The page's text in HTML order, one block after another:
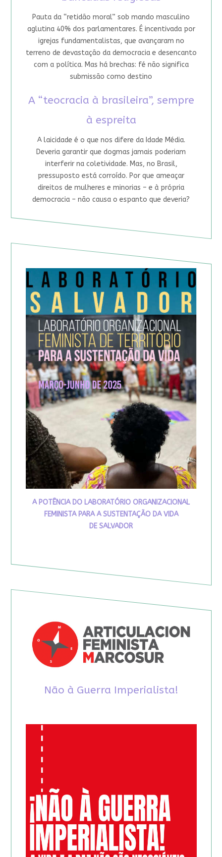
Pauta da “retidão moral” sob mando masculino
aglutina 40% dos parlamentares. É incentivada por
igrejas fundamentalistas, que avançaram no
terreno de devastação da democracia e desencanto
com a política. Mas há brechas: fé não significa
submissão como destino
A “teocracia à brasileira”, sempre
à espreita
A laicidade é o que nos difere da Idade Média.
Deveria garantir que dogmas jamais poderiam
interferir na coletividade. Mas, no Brasil,
pressuposto está corroído. Por que ameaçar
direitos de mulheres e minorias – e à própria
democracia – não causa o espanto que deveria?
A POTÊNCIA DO LABORATÓRIO ORGANIZACIONAL
FEMINISTA PARA A SUSTENTAÇÃO DA VIDA
DE SALVADOR
Não à Guerra Imperialista!